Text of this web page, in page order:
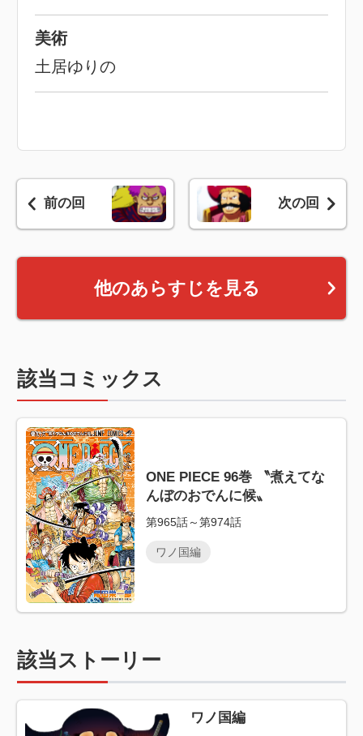
美術
土居ゆりの
前の回 次の回
他のあらすじを見る
該当コミックス
ONE PIECE 96巻 〝煮えてな
んぼのおでんに候〟
第965話～第974話
ワノ国編
該当ストーリー
ワノ国編